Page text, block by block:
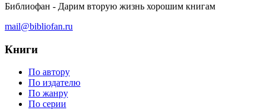
Библиофан - Дарим вторую жизнь хорошим книгам
mail@bibliofan.ru
Книги
По автору
По издателю
По жанру
По серии